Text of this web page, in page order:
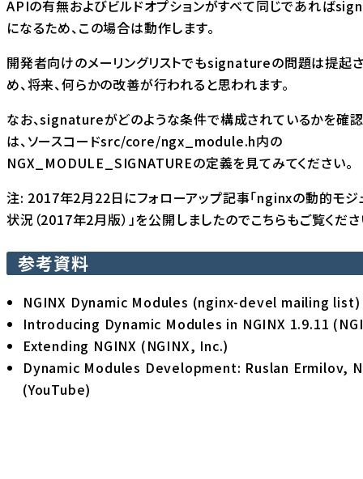
APIの有無およびビルドオプションがすべて同じであれば
になるため、この場合は動作します。
開発者向けのメーリングリストでもsignatureの問題は提起
め、将来、何らかの改善が行われると思われます。
なお、signatureがどのような条件で構成されているかを確
は、ソースコードsrc/core/ngx_module.h内の
NGX_MODULE_SIGNATUREの定義を見てみてください。
注: 2017年2月22日にフォローアップ記事「nginxの動的モジ
状況（2017年2月版） 」を公開しましたのでこちらもご覧くださ
参考資料
NGINX Dynamic Modules (nginx-devel mailing list)
Introducing Dynamic Modules in NGINX 1.9.11
Extending NGINX (NGINX, Inc.)
Dynamic Modules Development: Ruslan Ermilov,
(YouTube)